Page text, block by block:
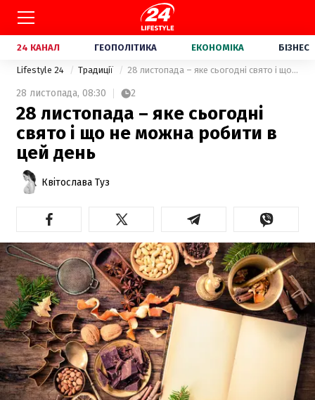
24 КАНАЛ ГЕОПОЛІТИКА ЕКОНОМІКА БІЗНЕС
Lifestyle 24 Традиції 28 листопада – яке сьогодні свято і що не можна робити в цей день
28 листопада, 08:30 2
28 листопада – яке сьогодні
свято і що не можна робити в
цей день
Квітослава Туз